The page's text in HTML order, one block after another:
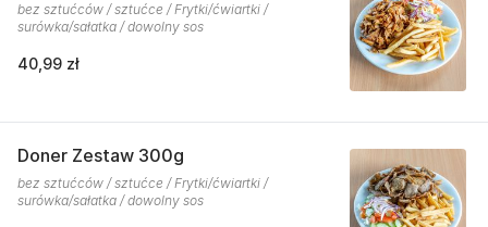
bez sztućców / sztućce / Frytki/ćwiartki /
surówka/sałatka / dowolny sos
40,99 zł
Doner Zestaw 300g
bez sztućców / sztućce / Frytki/ćwiartki /
surówka/sałatka / dowolny sos